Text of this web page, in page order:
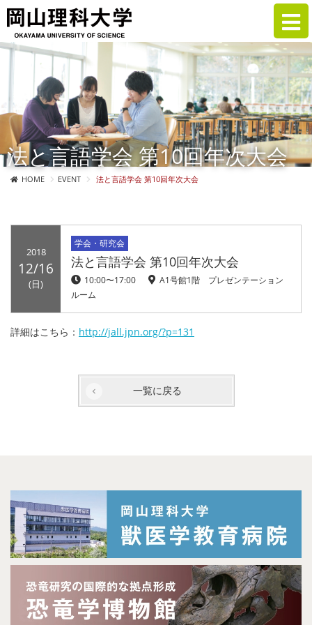
法と言語学会 第10回年次大会
HOME EVENT 法と言語学会 第10回年次大会
2018
12/16
(日)
学会・研究会
法と言語学会 第10回年次大会
10:00〜17:00
A1号館1階 プレゼンテーション
ルーム
詳細はこちら： http://jall.jpn.org/?p=131
一覧に戻る